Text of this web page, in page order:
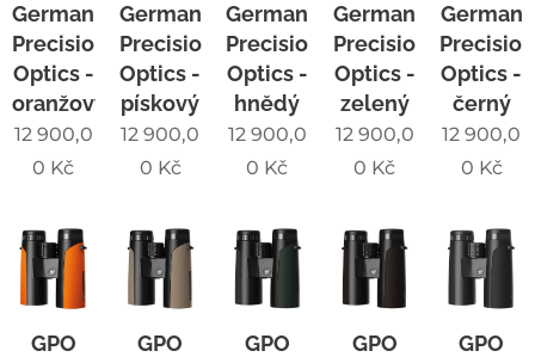
German
Precision
Optics -
oranžový
12 900,0
0 Kč
German
Precision
Optics -
pískový
12 900,0
0 Kč
German
Precision
Optics -
hnědý
12 900,0
0 Kč
German
Precision
Optics -
zelený
12 900,0
0 Kč
German
Precision
Optics -
černý
12 900,0
0 Kč
GPO
GPO
GPO
GPO
GPO